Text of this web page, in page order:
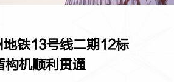
铁13号线二期12标
机顺利贯通